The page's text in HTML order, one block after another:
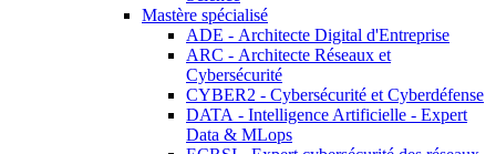
Mastère spécialisé
ADE - Architecte Digital d'Entreprise
ARC - Architecte Réseaux et
Cybersécurité
CYBER2 - Cybersécurité et Cyberdéfense
DATA - Intelligence Artificielle - Expert
Data & MLops